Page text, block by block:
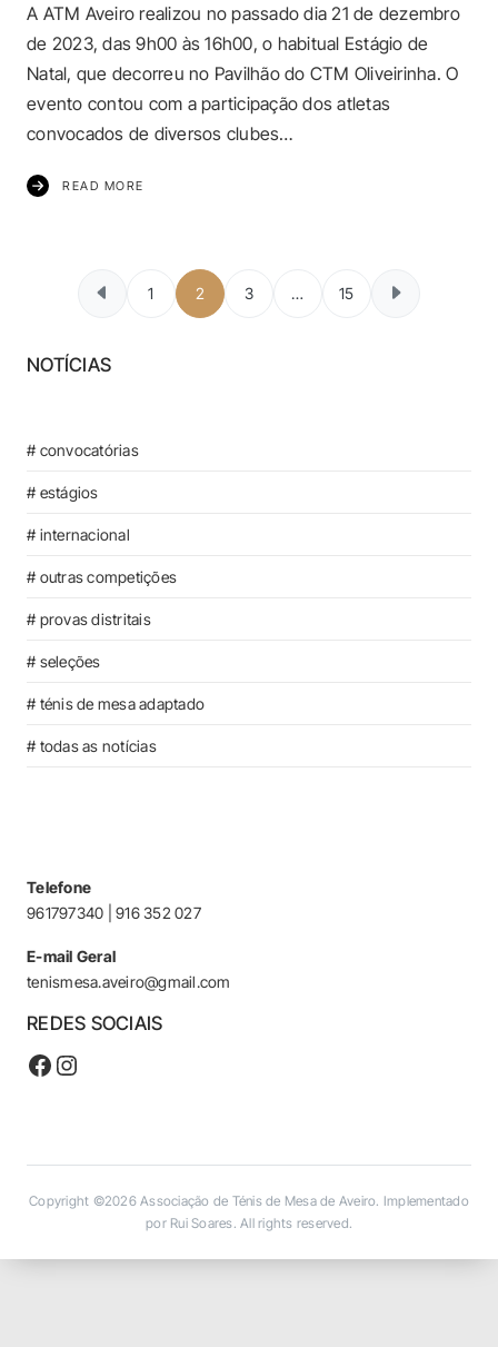
A ATM Aveiro realizou no passado dia 21 de dezembro
de 2023, das 9h00 às 16h00, o habitual Estágio de
Natal, que decorreu no Pavilhão do CTM Oliveirinha. O
evento contou com a participação dos atletas
convocados de diversos clubes…
READ MORE
Paginação dos
1 2 3 … 15
NOTÍCIAS
# convocatórias
# estágios
# internacional
# outras competições
# provas distritais
# seleções
# ténis de mesa adaptado
# todas as notícias
Telefone
961797340 | 916 352 027
E-mail Geral
tenismesa.aveiro@gmail.com
REDES SOCIAIS
Facebook
Instagram
Copyright ©2026Associação de Ténis de Mesa de Aveiro. Implementado
por Rui Soares. All rights reserved.